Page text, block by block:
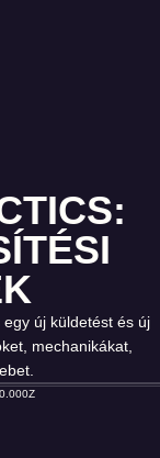
új küldetést és új
mechanikákat,